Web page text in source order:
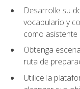
Desarrolle su
vocabulario y
como
Obtenga
ruta de
Utilice la